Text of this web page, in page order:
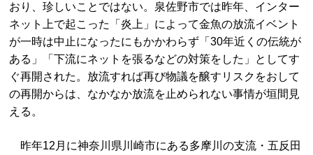
おり、珍しいことではない。泉佐野市では昨年、インター
ネット上で起こった「炎上」によって金魚の放流イベント
が一時は中止になったにもかかわらず「30年近くの伝統が
ある」「下流にネットを張るなどの対策をした」としてす
ぐ再開された。放流すれば再び物議を醸すリスクをおして
の再開からは、なかなか放流を止められない事情が垣間見
える。
昨年12月に神奈川県川崎市にある多摩川の支流・五反田